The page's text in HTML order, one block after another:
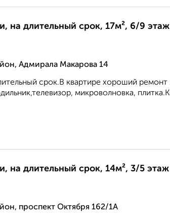
на длительный срок, 17м², 6/9 этаж
Адмирала Макарова 14
срок.В квартире хороший
микроволновка,
на длительный срок, 14м², 3/5 этаж
проспект Октября 162/1А